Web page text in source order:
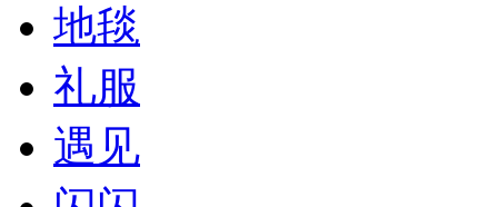
地毯
礼服
遇见